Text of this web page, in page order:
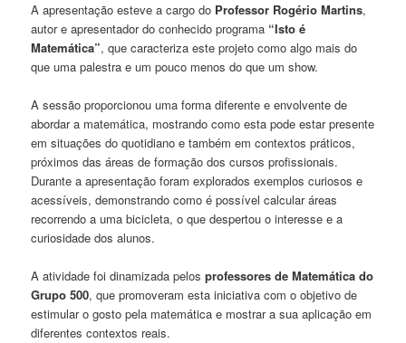
A apresentação esteve a cargo do Professor Rogério Martins,
autor e apresentador do conhecido programa “Isto é
Matemática”, que caracteriza este projeto como algo mais do
que uma palestra e um pouco menos do que um show.
A sessão proporcionou uma forma diferente e envolvente de
abordar a matemática, mostrando como esta pode estar presente
em situações do quotidiano e também em contextos práticos,
próximos das áreas de formação dos cursos profissionais.
Durante a apresentação foram explorados exemplos curiosos e
acessíveis, demonstrando como é possível calcular áreas
recorrendo a uma bicicleta, o que despertou o interesse e a
curiosidade dos alunos.
A atividade foi dinamizada pelosprofessores de Matemática do
Grupo 500, que promoveram esta iniciativa com o objetivo de
estimular o gosto pela matemática e mostrar a sua aplicação em
diferentes contextos reais.